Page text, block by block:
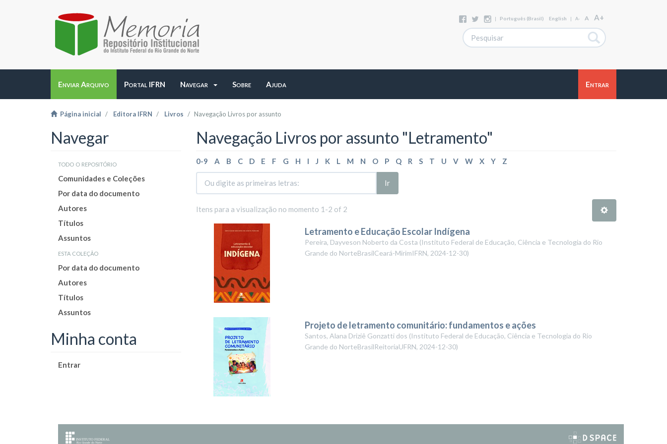
| Português (Brasil) English | A- A A+
Enviar Arquivo Portal IFRN Navegar Sobre Ajuda Entrar
Página inicial Editora IFRN Livros Navegação Livros por assunto
Navegar
todo o repositório
Comunidades e Coleções
Por data do documento
Autores
Títulos
Assuntos
esta coleção
Por data do documento
Autores
Títulos
Assuntos
Minha conta
Entrar
Navegação Livros por assunto "Letramento"
0-9 A B C D E F G H I J K L M N O P Q R S T U V W X Y Z
Ir
Itens para a visualização no momento 1-2 of 2
Letramento e Educação Escolar Indígena
Pereira, Dayveson Noberto da Costa (Instituto Federal de Educação, Ciência e Tecnologia do Rio
Grande do NorteBrasilCeará-MirimIFRN, 2024-12-30)
Projeto de letramento comunitário: fundamentos e ações
Santos, Alana Driziê Gonzatti dos (Instituto Federal de Educação, Ciência e Tecnologia do Rio
Grande do NorteBrasilReitoriaUFRN, 2024-12-30)